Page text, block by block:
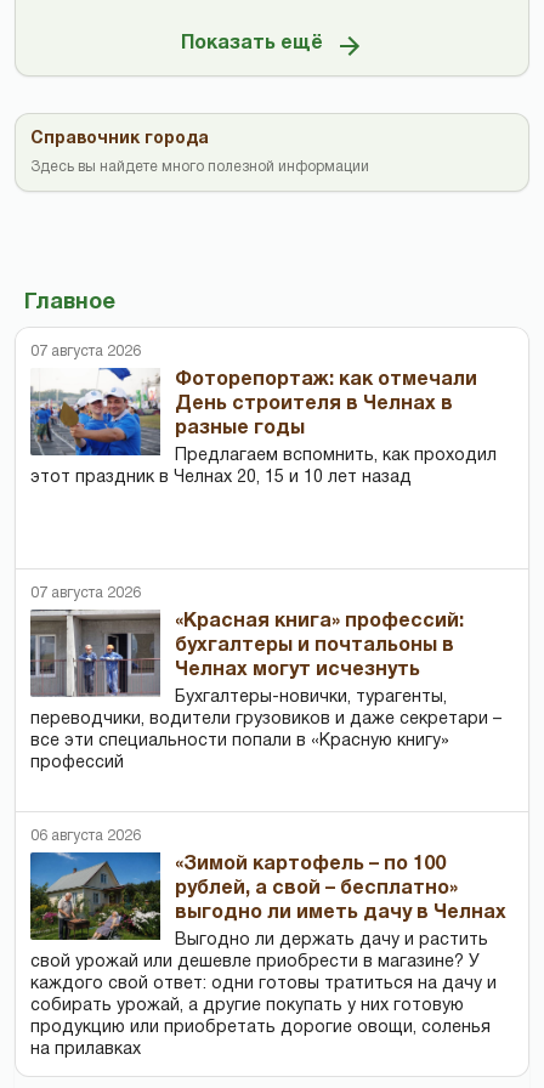
Показать ещё
Справочник города
Здесь вы найдете много полезной информации
Главное
07 августа 2026
Фоторепортаж: как отмечали
День строителя в Челнах в
разные годы
Предлагаем вспомнить, как проходил
этот праздник в Челнах 20, 15 и 10 лет назад
07 августа 2026
«Красная книга» профессий:
бухгалтеры и почтальоны в
Челнах могут исчезнуть
Бухгалтеры-новички, тур­агенты,
переводчики, водители грузовиков и даже секретари –
все эти специальности попали в «Красную книгу»
профессий
06 августа 2026
«Зимой картофель – по 100
рублей, а свой – бесплатно»
выгодно ли иметь дачу в Челнах
Выгодно ли держать дачу и растить
свой урожай или дешевле приобрести в магазине? У
каждого свой ответ: одни готовы тратиться на дачу и
собирать урожай, а другие покупать у них готовую
продукцию или приобретать дорогие овощи, соленья
на прилавках